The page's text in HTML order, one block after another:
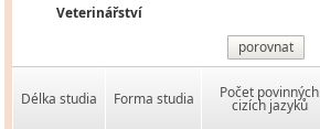
Veterinářství
porovnat
Délka studia Forma studia Počet povinných
cizích jazyků